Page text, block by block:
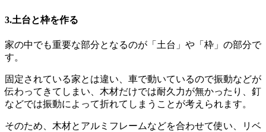
3.土台と枠を作る
家の中でも重要な部分となるのが「土台」や「枠」の部分で
す。
固定されている家とは違い、車で動いているので振動などが
伝わってきてしまい、木材だけでは耐久力が無かったり、釘
などでは振動によって折れてしまうことが考えられます。
そのため、木材とアルミフレームなどを合わせて使い、リベ